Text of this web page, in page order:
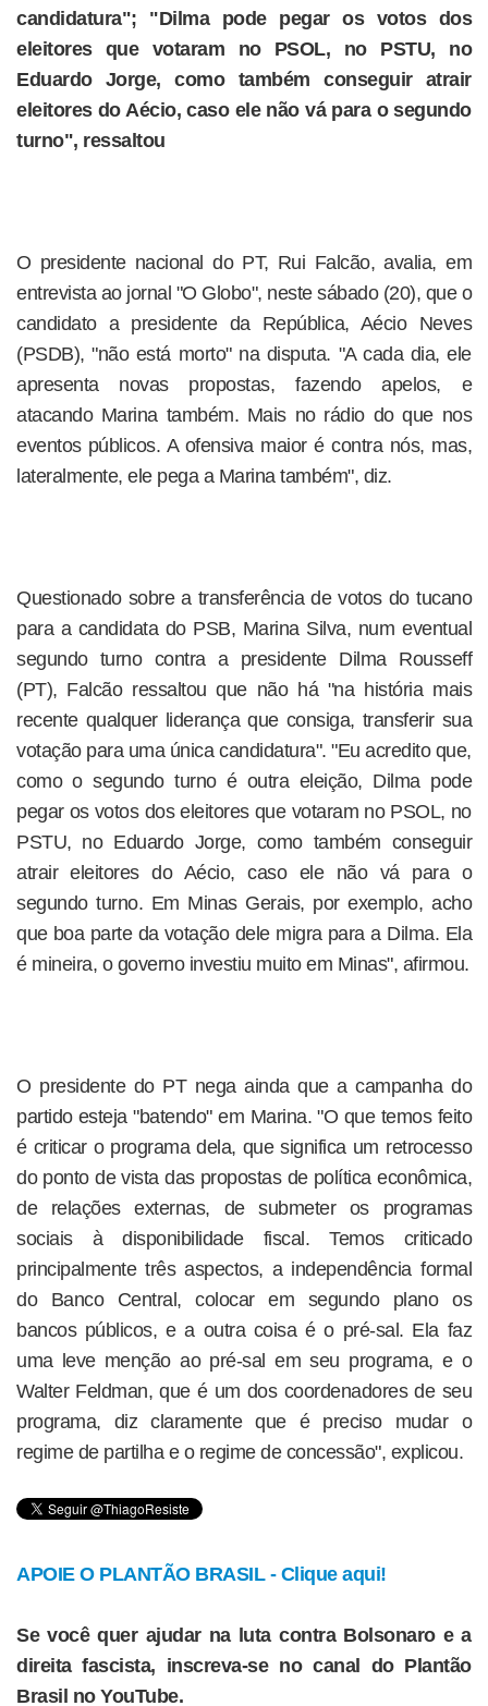
candidatura"; "Dilma pode pegar os votos dos
eleitores que votaram no PSOL, no PSTU, no
Eduardo Jorge, como também conseguir atrair
eleitores do Aécio, caso ele não vá para o segundo
turno", ressaltou
O presidente nacional do PT, Rui Falcão, avalia, em
entrevista ao jornal "O Globo", neste sábado (20), que o
candidato a presidente da República, Aécio Neves
(PSDB), "não está morto" na disputa. "A cada dia, ele
apresenta novas propostas, fazendo apelos, e
atacando Marina também. Mais no rádio do que nos
eventos públicos. A ofensiva maior é contra nós, mas,
lateralmente, ele pega a Marina também", diz.
Questionado sobre a transferência de votos do tucano
para a candidata do PSB, Marina Silva, num eventual
segundo turno contra a presidente Dilma Rousseff
(PT), Falcão ressaltou que não há "na história mais
recente qualquer liderança que consiga, transferir sua
votação para uma única candidatura". "Eu acredito que,
como o segundo turno é outra eleição, Dilma pode
pegar os votos dos eleitores que votaram no PSOL, no
PSTU, no Eduardo Jorge, como também conseguir
atrair eleitores do Aécio, caso ele não vá para o
segundo turno. Em Minas Gerais, por exemplo, acho
que boa parte da votação dele migra para a Dilma. Ela
é mineira, o governo investiu muito em Minas", afirmou.
O presidente do PT nega ainda que a campanha do
partido esteja "batendo" em Marina. "O que temos feito
é criticar o programa dela, que significa um retrocesso
do ponto de vista das propostas de política econômica,
de relações externas, de submeter os programas
sociais à disponibilidade fiscal. Temos criticado
principalmente três aspectos, a independência formal
do Banco Central, colocar em segundo plano os
bancos públicos, e a outra coisa é o pré-sal. Ela faz
uma leve menção ao pré-sal em seu programa, e o
Walter Feldman, que é um dos coordenadores de seu
programa, diz claramente que é preciso mudar o
regime de partilha e o regime de concessão", explicou.
APOIE O PLANTÃO BRASIL - Clique aqui!
Se você quer ajudar na luta contra Bolsonaro e a
direita fascista, inscreva-se no canal do Plantão
Brasil no YouTube.